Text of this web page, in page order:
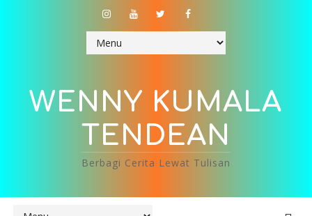
WENNY KUMALA
TENDEAN
Berbagi Cerita Lewat Tulisan